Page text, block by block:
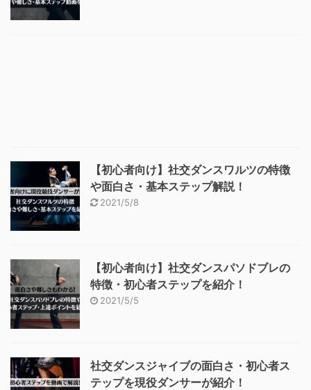
【初心者向け】社交ダンスワルツの特徴
や面白さ・基本ステップ解説！
2021/5/8
【初心者向け】社交ダンスパソドブレの
特徴・初心者ステップを紹介！
2021/5/5
社交ダンスジャイブの面白さ・初心者ス
テップを現役ダンサーが紹介！